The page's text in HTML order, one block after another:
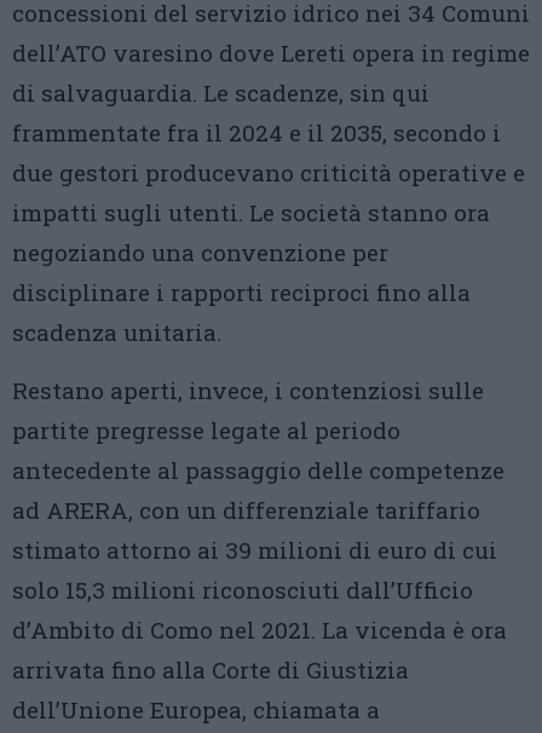
concessioni del servizio idrico nei 34 Comuni
dell’ATO varesino dove Lereti opera in regime
di salvaguardia. Le scadenze, sin qui
frammentate fra il 2024 e il 2035, secondo i
due gestori producevano criticità operative e
impatti sugli utenti. Le società stanno ora
negoziando una convenzione per
disciplinare i rapporti reciproci fino alla
scadenza unitaria.
Restano aperti, invece, i contenziosi sulle
partite pregresse legate al periodo
antecedente al passaggio delle competenze
ad ARERA, con un differenziale tariffario
stimato attorno ai 39 milioni di euro di cui
solo 15,3 milioni riconosciuti dall’Ufficio
d’Ambito di Como nel 2021. La vicenda è ora
arrivata fino alla Corte di Giustizia
dell’Unione Europea, chiamata a